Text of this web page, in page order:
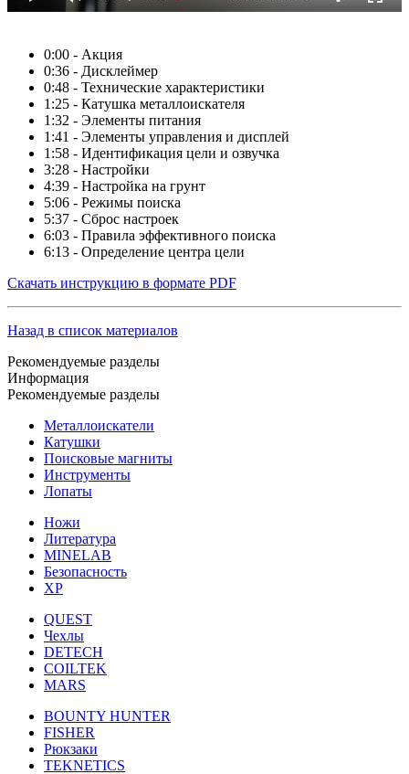
0:00 - Акция
0:36 - Дисклеймер
0:48 - Технические характеристики
1:25 - Катушка металлоискателя
1:32 - Элементы питания
1:41 - Элементы управления и дисплей
1:58 - Идентификация цели и озвучка
3:28 - Настройки
4:39 - Настройка на грунт
5:06 - Режимы поиска
5:37 - Сброс настроек
6:03 - Правила эффективного поиска
6:13 - Определение центра цели
Скачать инструкцию в формате PDF
Назад в список материалов
Рекомендуемые разделы
Информация
Рекомендуемые разделы
Металлоискатели
Катушки
Поисковые магниты
Инструменты
Лопаты
Ножи
Литература
MINELAB
Безопасность
XP
QUEST
Чехлы
DETECH
COILTEK
MARS
BOUNTY HUNTER
FISHER
Рюкзаки
TEKNETICS